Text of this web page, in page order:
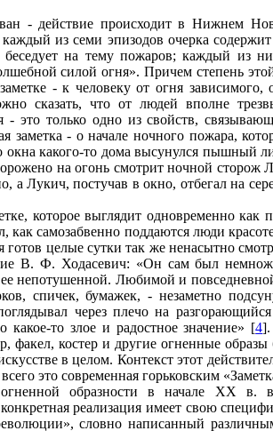
- действие происходит в Нижнем
из семи эпизодов очерка
на тему пожаров; каждый из
силой огня». Причем степень
- к человеку от огня
сказать, что от людей вполне
это только одно из свойств,
заметка - о начале ночного пожара,
какого-то дома высунулся пышный
на огонь смотрит ночной сторож
а Лукич, постучав в окно, отбегал на
которое выглядит одновременно
самозабвенно поддаются люди
готов целые сутки так же ненасытно
В. Ф. Ходасевич: «Он сам был
непотушенной. Любимой и
спичек, бумажек, - незаметно
через плечо на
то злое и радостное значение» [4].
факел, костер и другие огненные
в целом. Контекст этот
это современная горьковским
образности в начале ХХ в.
реализация имеет свою
словно написанный